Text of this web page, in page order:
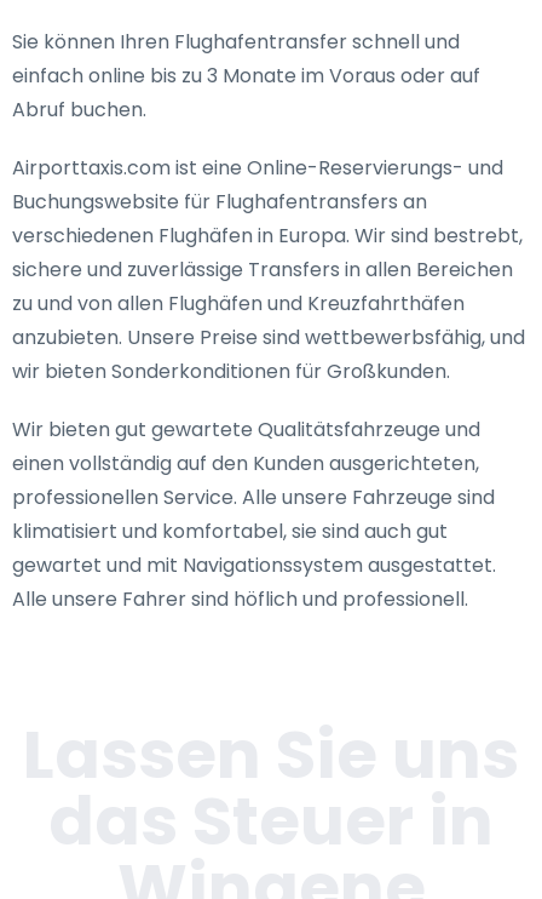
Sie können Ihren Flughafentransfer schnell und
einfach online bis zu 3 Monate im Voraus oder auf
Abruf buchen.
Airporttaxis.com ist eine Online-Reservierungs- und
Buchungswebsite für Flughafentransfers an
verschiedenen Flughäfen in Europa. Wir sind bestrebt,
sichere und zuverlässige Transfers in allen Bereichen
zu und von allen Flughäfen und Kreuzfahrthäfen
anzubieten. Unsere Preise sind wettbewerbsfähig, und
wir bieten Sonderkonditionen für Großkunden.
Wir bieten gut gewartete Qualitätsfahrzeuge und
einen vollständig auf den Kunden ausgerichteten,
professionellen Service. Alle unsere Fahrzeuge sind
klimatisiert und komfortabel, sie sind auch gut
gewartet und mit Navigationssystem ausgestattet.
Alle unsere Fahrer sind höflich und professionell.